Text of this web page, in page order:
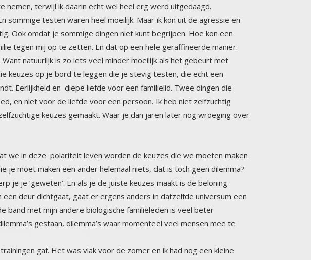
nemen, terwijl ik daarin echt wel heel erg werd uitgedaagd.
testen waren heel moeilijk. Maar ik kon uit de agressie en
omdat je sommige dingen niet kunt begrijpen. Hoe kon een
mij op te zetten. En dat op een hele geraffineerde manier.
natuurlijk is zo iets veel minder moeilijk als het gebeurt met
op je bord te leggen die je stevig testen, die echt een
en diepe liefde voor een familielid. Twee dingen die
niet voor de liefde voor een persoon. Ik heb niet zelfzuchtig
keuzes gemaakt. Waar je dan jaren later nog wroeging over
we in deze polariteit leven worden de keuzes die we moeten maken
je moet maken een ander helemaal niets, dat is toch geen dilemma?
je je ‘geweten’. En als je de juiste keuzes maakt is de beloning
deur dichtgaat, gaat er ergens anders in datzelfde universum een
de band met mijn andere biologische familieleden is veel beter
gestaan, dilemma’s waar momenteel veel mensen mee te
gaf. Het was vlak voor de zomer en ik had nog een kleine
zou duren. Op dat zelfde moment was mijn man werkloos en